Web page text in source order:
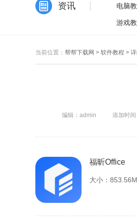
资讯 电脑
游戏
当前位置： 帮帮下载网 > 软件教程 >
编辑：admin 添加时
福昕Office
大小：853.56M